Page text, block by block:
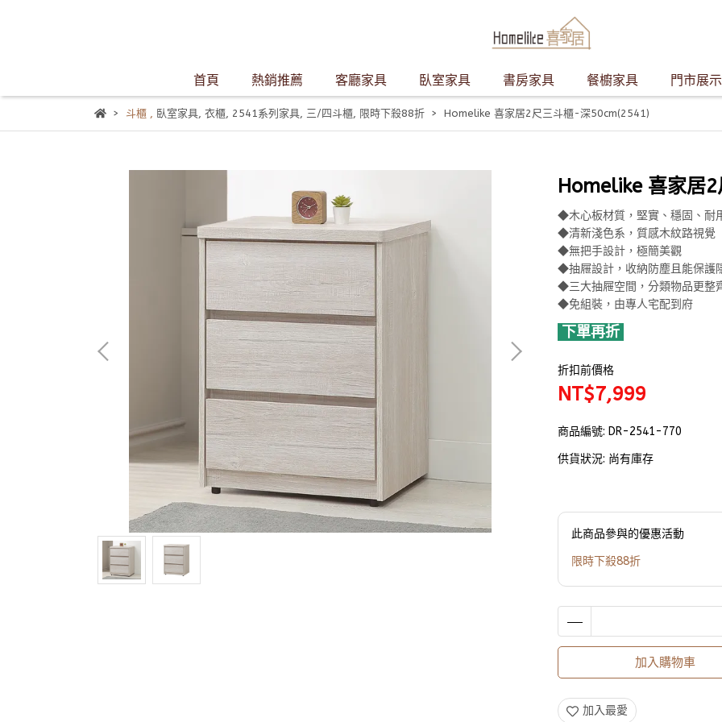
首頁 熱銷推薦 客廳家具 臥室家具 書房家具 餐櫥家具 門市展示
斗櫃, 臥室家具, 衣櫃, 2541系列家具, 三/四斗櫃, 限時下殺88折 Homelike 喜家居2尺三斗櫃-深50cm(2541)
Homelike 喜家居
◆木心板材質，堅實、穩固、耐
◆清新淺色系，質感木紋路視覺
◆無把手設計，極簡美觀
◆抽屜設計，收納防塵且能保護
◆三大抽屜空間，分類物品更整
◆免組裝，由專人宅配到府
下單再折
折扣前價格
NT$7,999
商品編號: DR-2541-770
供貨狀況: 尚有庫存
此商品參與的優惠活動
限時下殺88折
加入購物車
加入最愛